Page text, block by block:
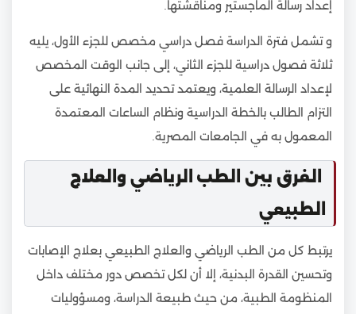
إعداد رسالة الماجستير ومناقشتها.
و تشمل فترة الدراسة فصل دراسي مخصص للجزء الأول، يليه
ثلاثة فصول دراسية للجزء الثاني، إلى جانب الوقت المخصص
لإعداد الرسالة العلمية، ويعتمد تحديد المدة النهائية على
التزام الطالب بالخطة الدراسية ونظام الساعات المعتمدة
المعمول به في الجامعات المصرية.
الفرق بين الطب الرياضي والعلاج
الطبيعي
يرتبط كل من الطب الرياضي والعلاج الطبيعي بعلاج الإصابات
وتحسين القدرة البدنية، إلا أن لكل تخصص دور مختلف داخل
المنظومة الطبية، من حيث طبيعة الدراسة، ومسؤوليات